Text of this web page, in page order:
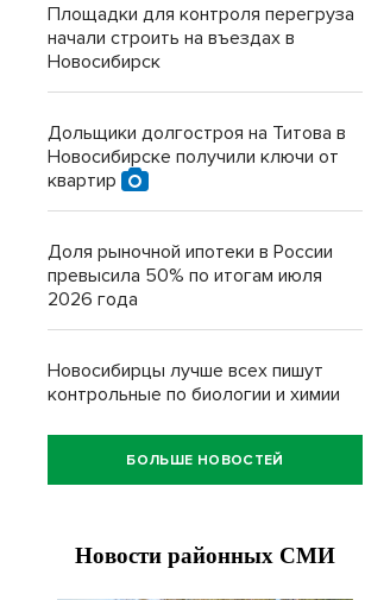
Площадки для контроля перегруза
начали строить на въездах в
Новосибирск
Дольщики долгостроя на Титова в
Новосибирске получили ключи от
квартир
Доля рыночной ипотеки в России
превысила 50% по итогам июля
2026 года
Новосибирцы лучше всех пишут
контрольные по биологии и химии
БОЛЬШЕ НОВОСТЕЙ